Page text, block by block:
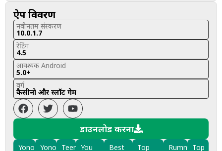
ऐप विवरण
नवीनतम संस्करण
10.0.1.7
रेटिंग
4.5
आवश्यक Android
5.0+
वर्ग
कैसीनो और स्लॉट गेम
डाउनलोड करना
Yono Yono Teen You Best Top RummyTop